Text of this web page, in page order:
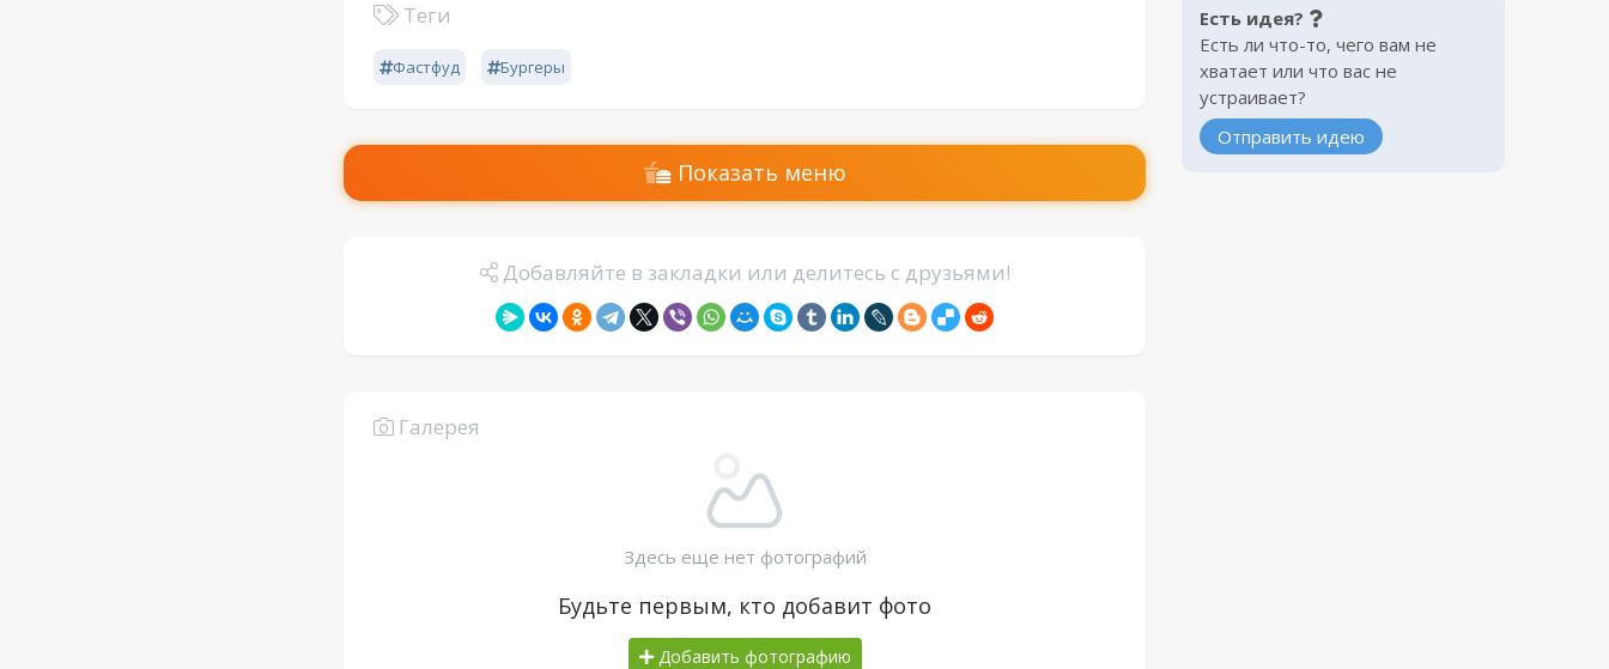
Теги
Фастфуд Бургеры
Показать меню
Добавляйте в закладки или делитесь с друзьями!
Галерея
Здесь еще нет фотографий
Будьте первым, кто добавит фото
Добавить фотографию
Есть идея?
Есть ли что-то, чего вам не
хватает или что вас не
устраивает?
Отправить идею